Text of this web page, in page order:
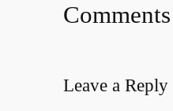
Comments
Leave a Reply